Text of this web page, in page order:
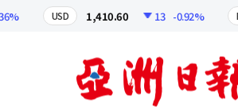
USD 1,410.60 13 -0.92% EUR